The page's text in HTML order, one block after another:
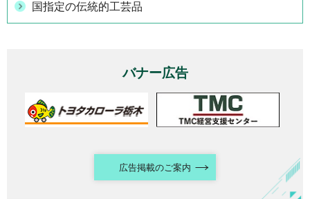
国指定の伝統的工芸品
バナー広告
広告掲載のご案内